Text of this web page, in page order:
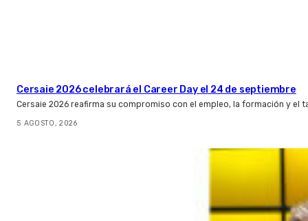
Cersaie 2026 celebrará el Career Day el 24 de septiembre
Cersaie 2026 reafirma su compromiso con el empleo, la formación y el
5 AGOSTO, 2026